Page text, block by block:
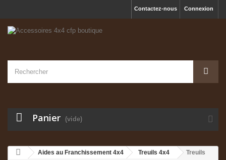
Connexion
Contactez-nous
Panier (vide)
Aides au Franchissement 4x4 Treuils 4x4
Treuils